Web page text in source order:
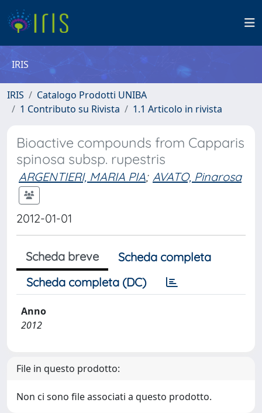
IRIS
IRIS
Catalogo Prodotti UNIBA
1 Contributo su Rivista
1.1 Articolo in rivista
Bioactive compounds from Capparis
spinosa subsp. rupestris
ARGENTIERI, MARIA PIA; AVATO, Pinarosa
2012-01-01
Scheda breve
Scheda completa
Scheda completa (DC)
Anno
2012
File in questo prodotto:
Non ci sono file associati a questo prodotto.